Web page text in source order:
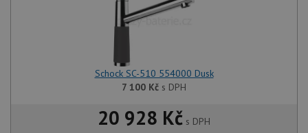
Schock SC-510 554000 Dusk
7 100 Kč s DPH
20 928 Kč s DPH